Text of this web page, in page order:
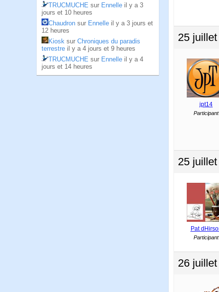
TRUCMUCHE sur Ennelle il y a 3
jours et 10 heures
Chaudron sur Ennelle il y a 3 jours et
12 heures
Kiosk sur Chroniques du paradis
terrestre il y a 4 jours et 9 heures
TRUCMUCHE sur Ennelle il y a 4
jours et 14 heures
25
jpt14
Participant
25
Pat
Participant
26